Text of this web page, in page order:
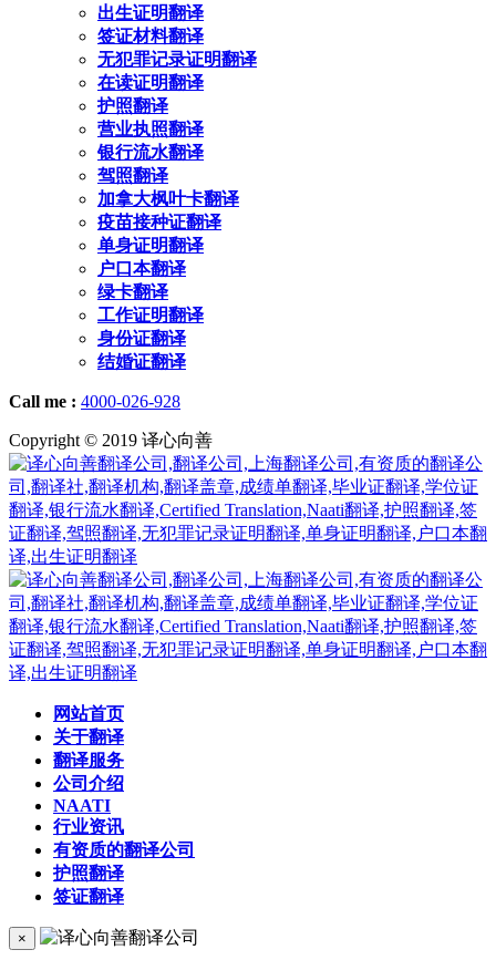
出生证明翻译
签证材料翻译
无犯罪记录证明翻译
在读证明翻译
护照翻译
营业执照翻译
银行流水翻译
驾照翻译
加拿大枫叶卡翻译
疫苗接种证翻译
单身证明翻译
户口本翻译
绿卡翻译
工作证明翻译
身份证翻译
结婚证翻译
Call me : 4000-026-928
Copyright © 2019 译心向善
网站首页
关于翻译
翻译服务
公司介绍
NAATI
行业资讯
有资质的翻译公司
护照翻译
签证翻译
×